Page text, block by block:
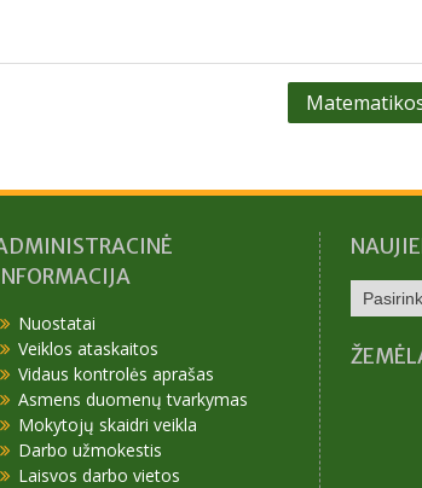
Nuostatai
Veiklos ataskaitos
Vidaus kontrolės aprašas
Asmens duomenų tvarkymas
Mokytojų skaidri veikla
Darbo užmokestis
Laisvos darbo vietos